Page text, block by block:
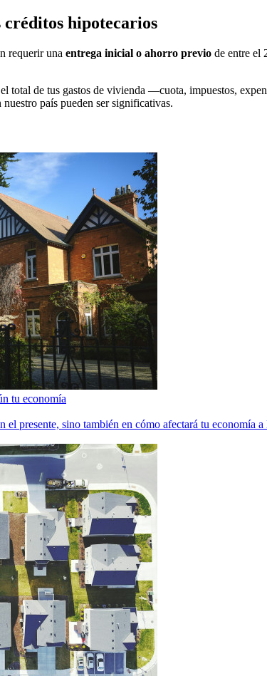
créditos hipotecarios
requerir una entrega inicial o ahorro previo de entre el
total de tus gastos de vivienda —cuota, impuestos,
país pueden ser significativas.
tu economía
presente, sino también en cómo afectará tu